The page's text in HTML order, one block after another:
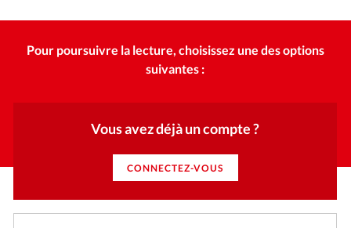
Pour poursuivre la lecture, choisissez une des options
suivantes :
Vous avez déjà un compte ?
CONNECTEZ-VOUS